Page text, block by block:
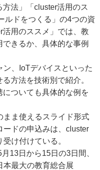
法」「cluster活用のス
ルドをつくる」の4つの資
用のススメ」では、教
きるか、具体的な事例
、IoTデバイスといった
方法を技術別で紹介。
ついても具体的な例を
ま使えるスライド形式
ードの申込みは、cluster
け付けている。
13日から15日の3日間、
本最大の教育総合展